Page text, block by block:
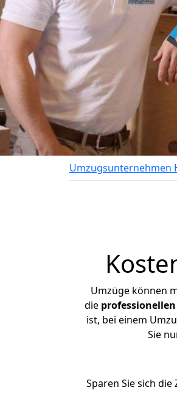
Umzugsunternehmen
Umzüge können
die
ist, bei einem
Sie
Sparen Sie sich